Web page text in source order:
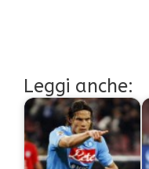
Leggi anche: